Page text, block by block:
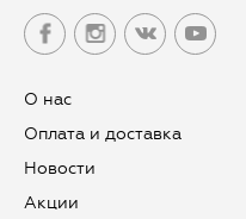
О нас
Оплата и доставка
Новости
Aкции